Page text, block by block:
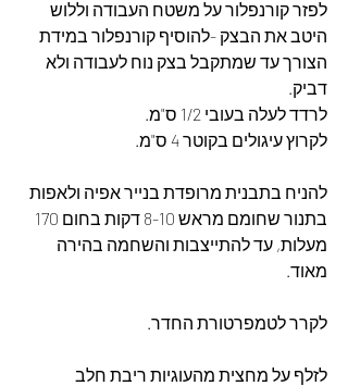
לפזר קורנפלור על משטח העבודה וללוש
היטב את הבצק -להוסיף קורנפלור במידת
הצורך עד שמתקבל בצק נוח לעבודה ולא
דביק.
לרדד לעלה בעובי 1/2 ס"מ.
לקרוץ עיגולים בקוטר 4 ס"מ.
להניח בתבנית מרופדת בנייר אפיה ולאפות
מעלות, עד להתייצבות והשחמה בהירה
מאוד.
לקרר לטמפרטורת החדר.
לזלף על מחצית מהעוגיות ריבת חלב